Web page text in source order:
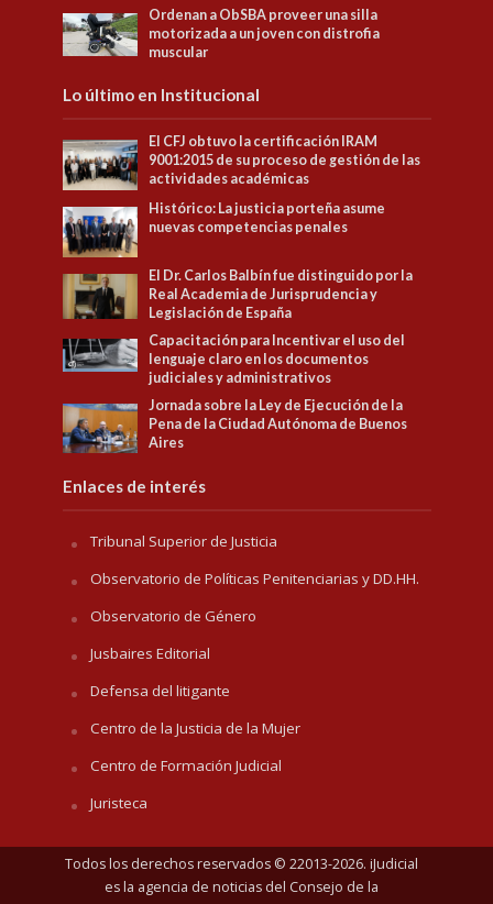
Ordenan a ObSBA proveer una silla
motorizada a un joven con distrofia
muscular
Lo último en Institucional
El CFJ obtuvo la certificación IRAM
9001:2015 de su proceso de gestión de las
actividades académicas
Histórico: La justicia porteña asume
nuevas competencias penales
El Dr. Carlos Balbín fue distinguido por la
Real Academia de Jurisprudencia y
Legislación de España
Capacitación para Incentivar el uso del
lenguaje claro en los documentos
judiciales y administrativos
Jornada sobre la Ley de Ejecución de la
Pena de la Ciudad Autónoma de Buenos
Aires
Enlaces de interés
Tribunal Superior de Justicia
Observatorio de Políticas Penitenciarias y DD.HH.
Observatorio de Género
Jusbaires Editorial
Defensa del litigante
Centro de la Justicia de la Mujer
Centro de Formación Judicial
Juristeca
Todos los derechos reservados © 22013-2026. iJudicial
es la agencia de noticias del Consejo de la